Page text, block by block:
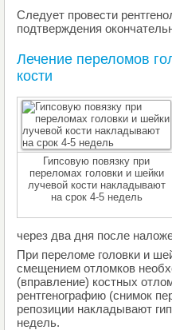
Следует провести
подтверждения
Лечение переломов
кости
Гипсовую повязку при
переломах головки и шейки
лучевой кости накладывают
на срок 4-5 недель
через два дня после
При переломе головки и
смещением отломков
(вправление) костных
рентгенографию (снимок
репозиции накладывают
недель.